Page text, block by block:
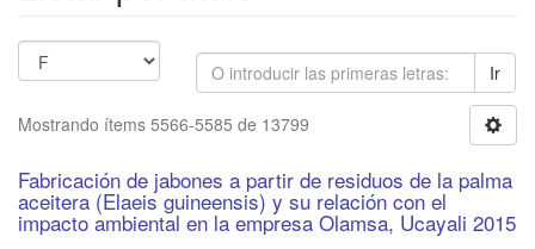
Ir
Mostrando ítems 5566-5585 de 13799
Fabricación de jabones a partir de residuos de la palma
aceitera (Elaeis guineensis) y su relación con el
impacto ambiental en la empresa Olamsa, Ucayali 2015